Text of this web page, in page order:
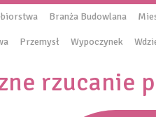
Branża Budowlana
Przemysł Wypoczynek
rzucanie